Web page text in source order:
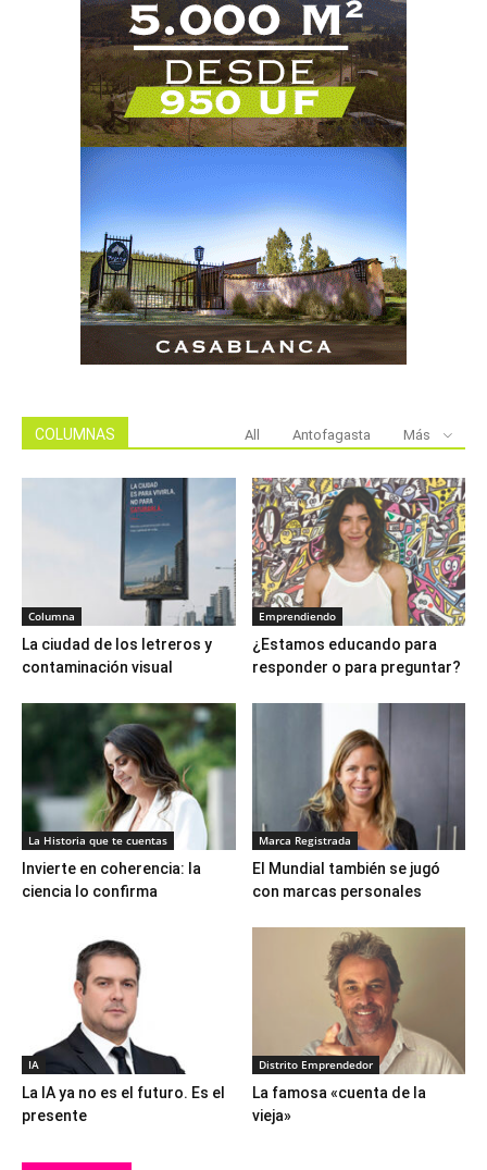
COLUMNAS All Antofagasta Más
Columna
La ciudad de los letreros y
contaminación visual
Emprendiendo
¿Estamos educando para
responder o para preguntar?
La Historia que te cuentas
Invierte en coherencia: la
ciencia lo confirma
Marca Registrada
El Mundial también se jugó
con marcas personales
IA
La IA ya no es el futuro. Es el
presente
Distrito Emprendedor
La famosa «cuenta de la
vieja»